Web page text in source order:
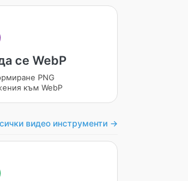
се WebP
PNG
към WebP
видео инструменти →